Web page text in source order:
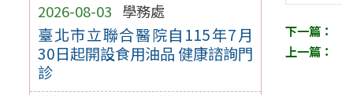
2026-08-03 學務處
臺北市立聯合醫院自115年7月
30日起開設食用油品 健康諮詢門
診